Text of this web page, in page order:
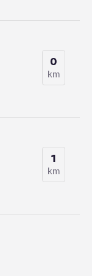
0
km
1
km